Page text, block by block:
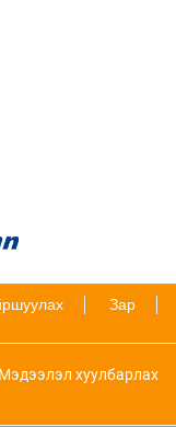
Зар
хуулбарлах